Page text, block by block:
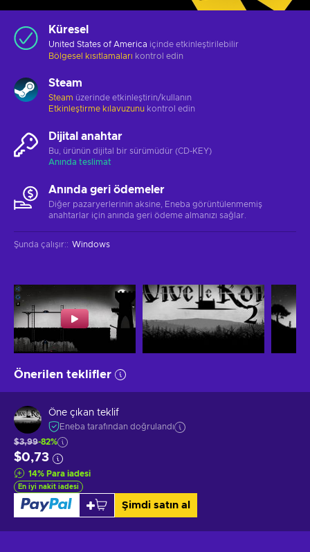
Küresel
United States of America içinde etkinleştirilebilir
Bölgesel kısıtlamaları kontrol edin
Steam
Steam üzerinde etkinleştirin/kullanın
Etkinleştirme kılavuzunu kontrol edin
Dijital anahtar
Bu, ürünün dijital bir sürümüdür (CD-KEY)
Anında teslimat
Anında geri ödemeler
Diğer pazaryerlerinin aksine, Eneba görüntülenmemiş
anahtarlar için anında geri ödeme almanızı sağlar.
Şunda çalışır:: Windows
Önerilen teklifler
Öne çıkan teklif
Eneba tarafından doğrulandı
$3,99-82%
$0,73
14% Para iadesi
En iyi nakit iadesi
Şimdi satın al